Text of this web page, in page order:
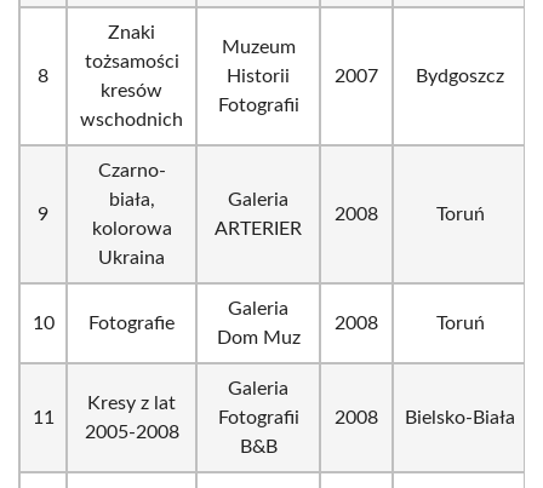
8
Znaki
tożsamości
kresów
wschodnich
Muzeum
Historii
Fotografii
2007 Bydgoszcz
9
Czarno-
biała,
kolorowa
Ukraina
Galeria
ARTERIER
2008 Toruń
10 Fotografie
Galeria
Dom Muz
2008 Toruń
11
Kresy z lat
2005-2008
Galeria
Fotografii
B&B
2008 Bielsko-Biała